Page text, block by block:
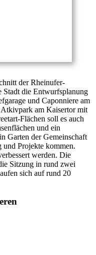
der Rheinufer-
Stadt die Entwurfsplanung
und Caponniere am
am Kaisertor mit
Flächen soll es auch
und ein
Garten der Gemeinschaft
Projekte kommen.
werden. Die
Sitzung in rund zwei
sich auf rund 20